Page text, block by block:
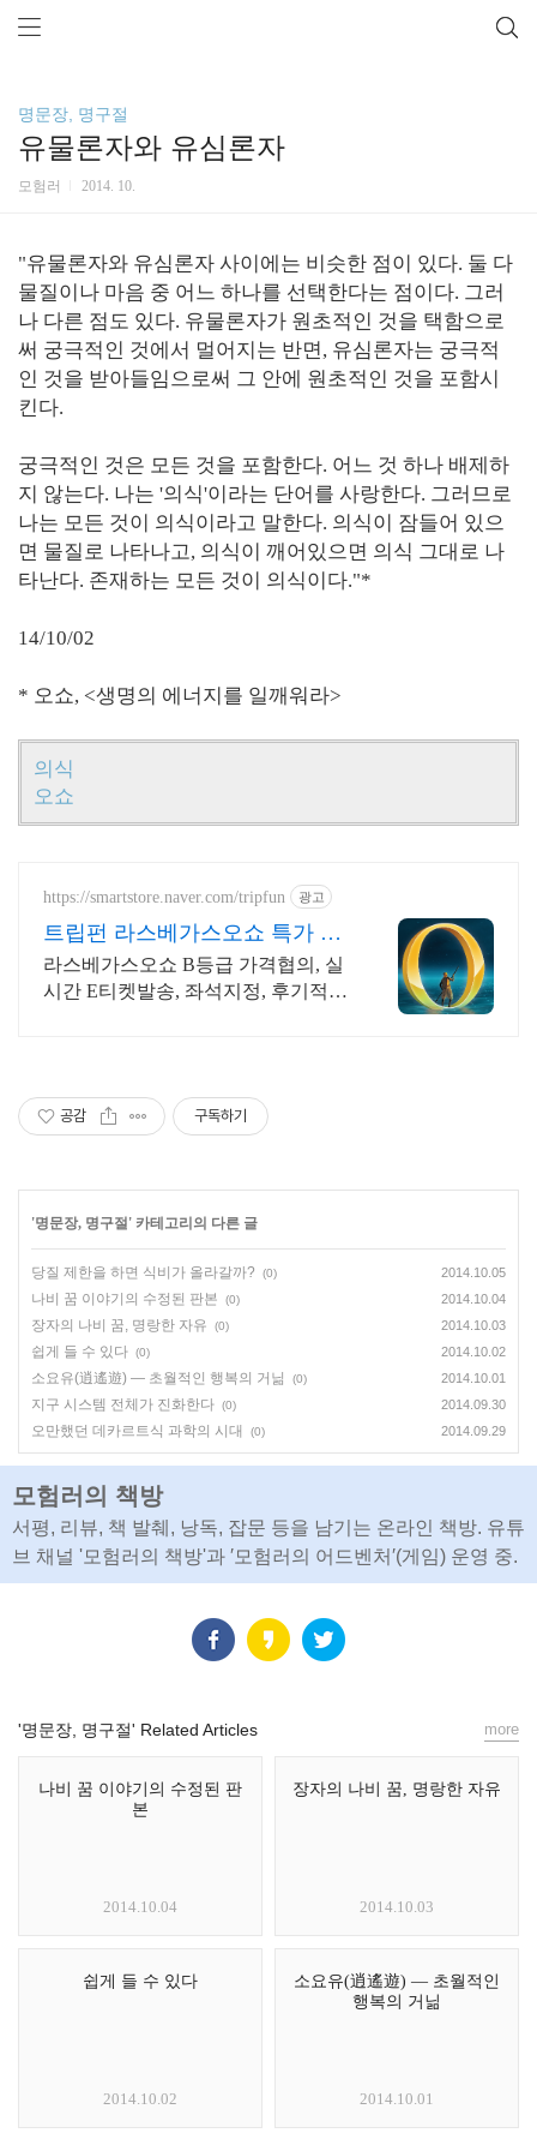
명문장, 명구절
유물론자와 유심론자
모험러 2014. 10.
"유물론자와 유심론자 사이에는 비슷한 점이 있다. 둘 다
물질이나 마음 중 어느 하나를 선택한다는 점이다. 그러
나 다른 점도 있다. 유물론자가 원초적인 것을 택함으로
써 궁극적인 것에서 멀어지는 반면, 유심론자는 궁극적
인 것을 받아들임으로써 그 안에 원초적인 것을 포함시
킨다.
궁극적인 것은 모든 것을 포함한다. 어느 것 하나 배제하
지 않는다. 나는 '의식'이라는 단어를 사랑한다. 그러므로
나는 모든 것이 의식이라고 말한다. 의식이 잠들어 있으
면 물질로 나타나고, 의식이 깨어있으면 의식 그대로 나
타난다. 존재하는 모든 것이 의식이다."*
14/10/02
* 오쇼, <생명의 에너지를 일깨워라>
의식
오쇼
https://smartstore.naver.com/tripfun 광고
트립펀 라스베가스오쇼 특가 가
격협의OK, 특별혜택확인!
라스베가스오쇼 B등급 가격협의, 실
시간 E티켓발송, 좌석지정, 후기적립
공감 구독하기
'명문장, 명구절' 카테고리의 다른 글
당질 제한을 하면 식비가 올라갈까? (0) 2014.10.05
나비 꿈 이야기의 수정된 판본 (0) 2014.10.04
장자의 나비 꿈, 명랑한 자유 (0) 2014.10.03
쉽게 들 수 있다 (0) 2014.10.02
소요유(逍遙遊) ― 초월적인 행복의 거닒 (0) 2014.10.01
지구 시스템 전체가 진화한다 (0) 2014.09.30
오만했던 데카르트식 과학의 시대 (0) 2014.09.29
모험러의 책방
서평, 리뷰, 책 발췌, 낭독, 잡문 등을 남기는 온라인 책방. 유튜
브 채널 '모험러의 책방'과 ′모험러의 어드벤처′(게임) 운영 중.
'명문장, 명구절' Related Articles
나비 꿈 이야기의 수정된 판
본
2014.10.04
장자의 나비 꿈, 명랑한 자유
2014.10.03
쉽게 들 수 있다
2014.10.02
소요유(逍遙遊) ― 초월적인
행복의 거닒
2014.10.01
more